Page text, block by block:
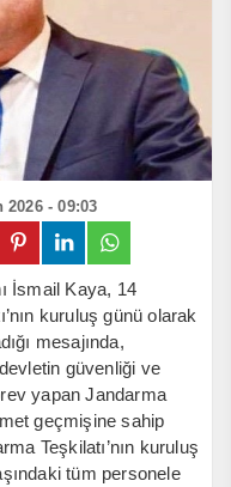
2026 - 09:03
İsmail Kaya, 14
kuruluş günü olarak
mesajında,
güvenliği ve
yapan Jandarma
geçmişine sahip
Teşkilatı’nın kuruluş
tüm personele